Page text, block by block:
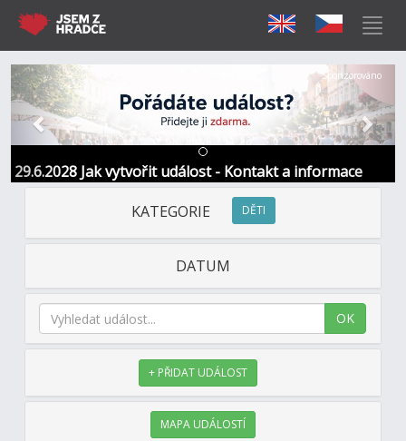
29.6.2028 Jak vytvořit událost - Kontakt a informace
Předchozí Další
Sponzorováno
KATEGORIE DĚTI
DATUM
OK
+ PŘIDAT UDÁLOST
MAPA UDÁLOSTÍ